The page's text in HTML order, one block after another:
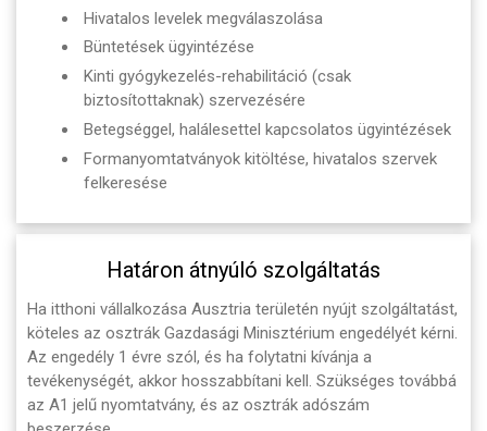
Hivatalos levelek megválaszolása
Büntetések ügyintézése
Kinti gyógykezelés-rehabilitáció (csak
biztosítottaknak) szervezésére
Betegséggel, halálesettel kapcsolatos ügyintézések
Formanyomtatványok kitöltése, hivatalos szervek
felkeresése
Határon átnyúló szolgáltatás
Ha itthoni vállalkozása Ausztria területén nyújt szolgáltatást,
köteles az osztrák Gazdasági Minisztérium engedélyét kérni.
Az engedély 1 évre szól, és ha folytatni kívánja a
tevékenységét, akkor hosszabbítani kell. Szükséges továbbá
az A1 jelű nyomtatvány, és az osztrák adószám